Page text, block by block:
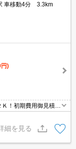
車移動4分 3.3km
円)
！初期費用御見積書
細を見る